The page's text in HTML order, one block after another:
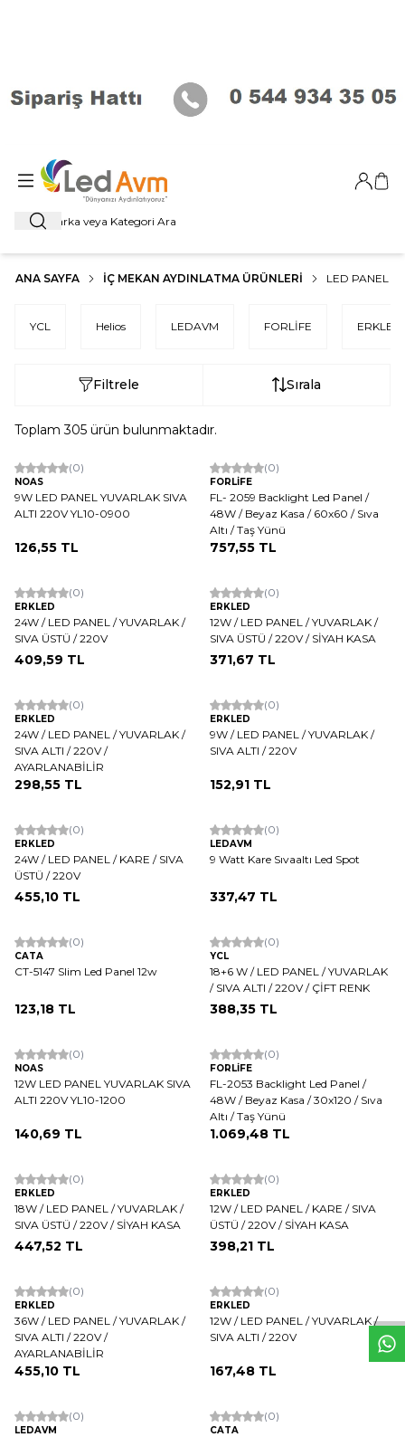
Ara
Giriş
ANA SAYFA İÇ MEKAN AYDINLATMA ÜRÜNLERI LED PANEL
YCL Helios LEDAVM FORLİFE ERKLED
Filtrele Sırala
Toplam305 ürün bulunmaktadır.
(0)
NOAS
9W LED PANEL YUVARLAK SIVA
ALTI 220V YL10-0900
126,55 TL
(0)
FORLİFE
FL- 2059 Backlight Led Panel /
48W / Beyaz Kasa / 60x60 / Sıva
Altı / Taş Yünü
757,55 TL
(0)
ERKLED
24W / LED PANEL / YUVARLAK /
SIVA ÜSTÜ / 220V
409,59 TL
(0)
ERKLED
12W / LED PANEL / YUVARLAK /
SIVA ÜSTÜ / 220V / SİYAH KASA
371,67 TL
(0)
ERKLED
24W / LED PANEL / YUVARLAK /
SIVA ALTI / 220V /
AYARLANABİLİR
298,55 TL
(0)
ERKLED
9W / LED PANEL / YUVARLAK /
SIVA ALTI / 220V
152,91 TL
(0)
ERKLED
24W / LED PANEL / KARE / SIVA
ÜSTÜ / 220V
455,10 TL
(0)
LEDAVM
9 Watt Kare Sıvaaltı Led Spot
337,47 TL
(0)
CATA
CT-5147 Slim Led Panel 12w
123,18 TL
(0)
YCL
18+6 W / LED PANEL / YUVARLAK
/ SIVA ALTI / 220V / ÇİFT RENK
388,35 TL
(0)
NOAS
12W LED PANEL YUVARLAK SIVA
ALTI 220V YL10-1200
140,69 TL
(0)
FORLİFE
FL-2053 Backlight Led Panel /
48W / Beyaz Kasa / 30x120 / Sıva
Altı / Taş Yünü
1.069,48 TL
(0)
ERKLED
18W / LED PANEL / YUVARLAK /
SIVA ÜSTÜ / 220V / SİYAH KASA
447,52 TL
(0)
ERKLED
12W / LED PANEL / KARE / SIVA
ÜSTÜ / 220V / SİYAH KASA
398,21 TL
(0)
ERKLED
36W / LED PANEL / YUVARLAK /
SIVA ALTI / 220V /
AYARLANABİLİR
455,10 TL
(0)
ERKLED
12W / LED PANEL / YUVARLAK /
SIVA ALTI / 220V
167,48 TL
(0)
LEDAVM
(0)
CATA